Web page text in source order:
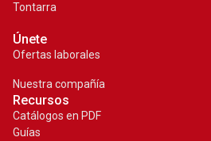
Tontarra
Únete
Ofertas laborales
Nuestra compañía
Recursos
Catálogos en PDF
Guías